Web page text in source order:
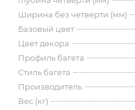
Ширина без четверти (мм)
Базовый цвет
Цвет декора
Профиль багета
Стиль багета
Производитель
Вес (кг)